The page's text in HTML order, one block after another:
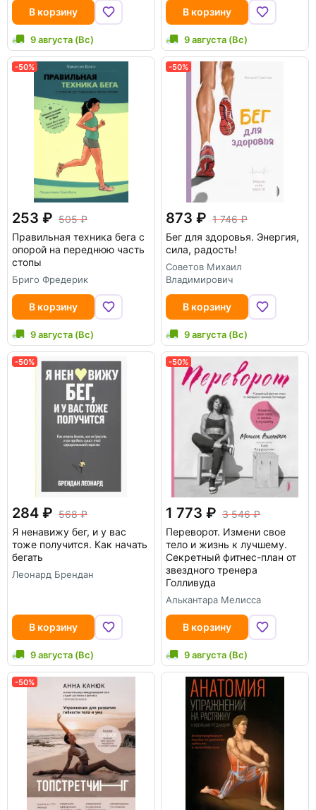
В корзину
9 августа (Вс)
В корзину
9 августа (Вс)
-50%
253
505
Правильная техника бега с
опорой на переднюю часть
стопы
Бриго Фредерик
В корзину
9 августа (Вс)
-50%
873
1 746
Бег для здоровья. Энергия,
сила, радость!
Советов Михаил
Владимирович
В корзину
9 августа (Вс)
-50%
284
568
Я ненавижу бег, и у вас
тоже получится. Как начать
бегать
Леонард Брендан
В корзину
9 августа (Вс)
-50%
1 773
3 546
Переворот. Измени свое
тело и жизнь к лучшему.
Секретный фитнес-план от
звездного тренера
Голливуда
Алькантара Мелисса
В корзину
9 августа (Вс)
-50%